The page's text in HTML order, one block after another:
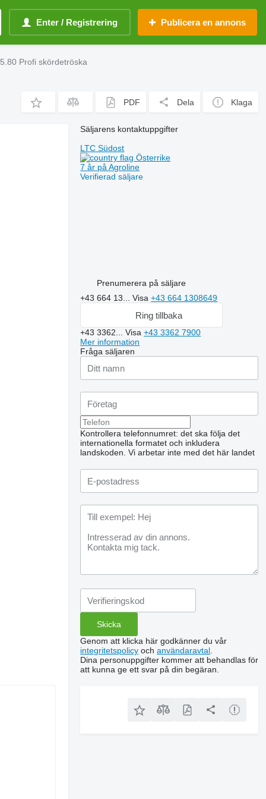
Enter / Registrering Publicera en annons
Profi skördetröska
PDF Dela Klaga
Säljarens kontaktuppgifter
LTC Südost
Österrike
7 år på Agroline
Verifierad säljare
Prenumerera på säljare
+43 664 13...Visa+43 664 1308649
Ring tillbaka
+43 3362...Visa+43 3362 7900
Mer information
Fråga säljaren
Kontrollera telefonnumret: det ska följa det
internationella formatet och inkludera
landskoden. Vi arbetar inte med det här landet
Genom att klicka här godkänner du vår
integritetspolicy ochanvändaravtal
Dina personuppgifter kommer att behandlas för
att kunna ge ett svar på din begäran.